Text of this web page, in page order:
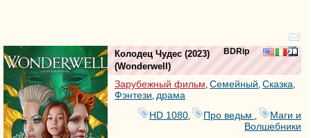
BDRip
Колодец Чудес (2023)
(Wonderwell )
Зарубежный фильм, Семейный, Сказка,
Фэнтези, драма
HD 1080
Про ведьм
Маги и
Волшебники